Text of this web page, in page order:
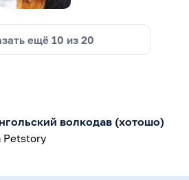
ещё 10 из 20
волкодав (хотошо)
Petstory